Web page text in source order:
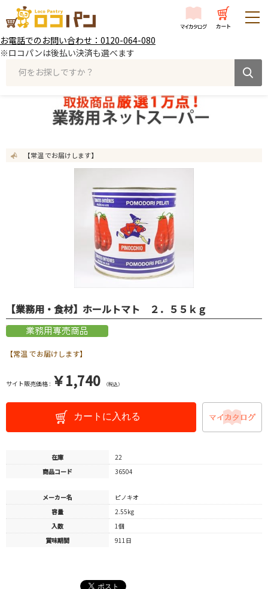
お電話でのお問い合わせ：0120-064-080
※ロコパンは後払い決済も選べます
何をお探しですか？
【常温 でお届けします】
【業務用・食材】ホールトマト ２．５５ｋｇ
【常温 でお届けします】
サイト販売価格 : ￥1,740 （税込）
カートに入れる
在庫
22
商品コード
36504
メーカー名
ピノキオ
容量
2.55kg
入数
1個
賞味期間
911日